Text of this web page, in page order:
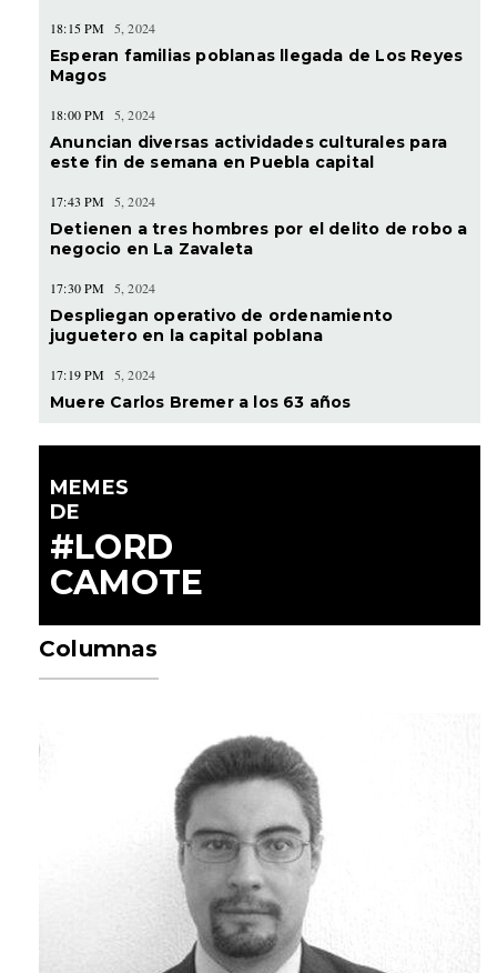
18:15 PM 5, 2024
Esperan familias poblanas llegada de Los Reyes
Magos
18:00 PM 5, 2024
Anuncian diversas actividades culturales para
este fin de semana en Puebla capital
17:43 PM 5, 2024
Detienen a tres hombres por el delito de robo a
negocio en La Zavaleta
17:30 PM 5, 2024
Despliegan operativo de ordenamiento
juguetero en la capital poblana
17:19 PM 5, 2024
Muere Carlos Bremer a los 63 años
MEMES
DE
#LORD
CAMOTE
Columnas